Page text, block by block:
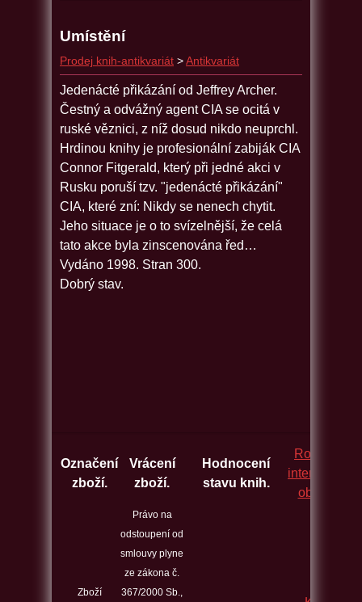
Umístění
Prodej knih-antikvariát > Antikvariát
Jedenácté přikázání od Jeffrey Archer.
Čestný a odvážný agent CIA se ocitá v
ruské věznici, z níž dosud nikdo neuprchl.
Hrdinou knihy je profesionální zabiják CIA
Connor Fitgerald, který při jedné akci v
Rusku poruší tzv. "jedenácté přikázání"
CIA, které zní: Nikdy se nenech chytit.
Jeho situace je o to svízelnější, že celá
tato akce byla zinscenována řed…
Vydáno 1998. Stran 300.
Dobrý stav.
Označení
zboží.
Vrácení
zboží.
Hodnocení
stavu knih.
Rozcestník
obchodů.
Zboží
Právo na
odstoupení od
smlouvy plyne
ze zákona č.
367/2000 Sb.,